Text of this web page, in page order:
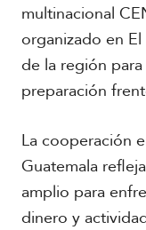
multinacional
organizado en
de la región
preparación
La cooperación
Guatemala
amplio para
dinero y